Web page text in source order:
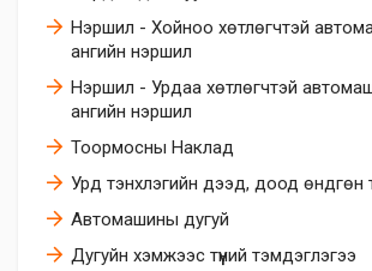
Нэршил - Хойноо хөтлөгчтэй
ангийн нэршил
Нэршил - Урдаа хөтлөгчтэй
ангийн нэршил
Тоормосны Наклад
Урд тэнхлэгийн дээд, доод өндгөн
Автомашины дугуй
Дугуйн хэмжээс түүний тэмдэглэгээ